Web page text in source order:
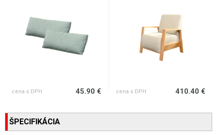
cena s DPH 45.90 € cena s DPH 410.40 €
ŠPECIFIKÁCIA